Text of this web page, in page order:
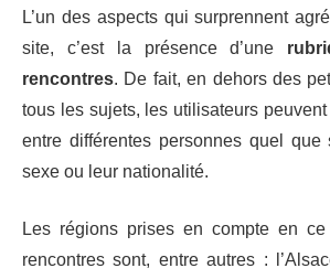
L’un des aspects qui surprennent
site, c’est la présence d’une
rencontres. De fait, en dehors des
tous les sujets, les utilisateurs
entre différentes personnes quel
sexe ou leur nationalité.
Les régions prises en compte en
rencontres sont, entre autres :